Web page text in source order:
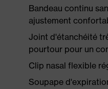
Bandeau continu
ajustement
Joint d'étanchéité
pourtour pour un
Clip nasal flexible
Soupape